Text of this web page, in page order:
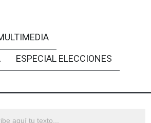
ESPECIAL ELECCIONES